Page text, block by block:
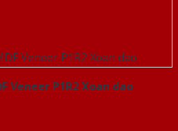
Veneer P1R2 Xoan dao